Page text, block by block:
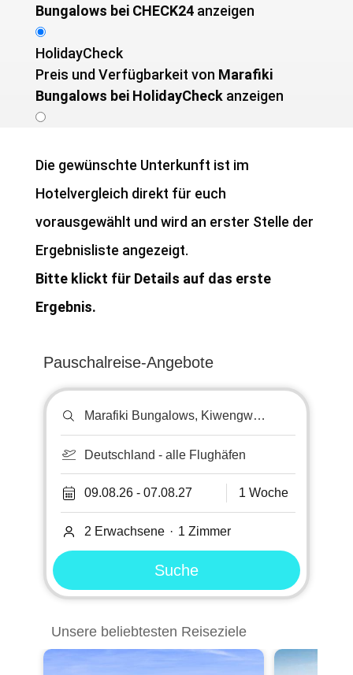
Bungalows bei CHECK24 anzeigen
HolidayCheck
Preis und Verfügbarkeit von ­ Marafiki
Bungalows bei HolidayCheck anzeigen
Die gewünschte Unterkunft ist im
Hotelvergleich direkt für euch
vorausgewählt und wird an erster Stelle der
Ergebnisliste angezeigt.
Bitte klickt für Details auf das erste
Ergebnis.